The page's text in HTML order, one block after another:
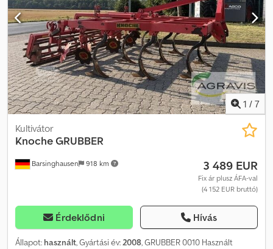
1 / 7
Barsinghausen 918 km
Kultivátor
KnocheGRUBBER
3 489 EUR
Fix ár plusz ÁFA-val
(4 152 EUR bruttó)
Érdeklődni Hívás
Állapot: használt, Gyártási év:2008, GRUBBER 0010 Használt